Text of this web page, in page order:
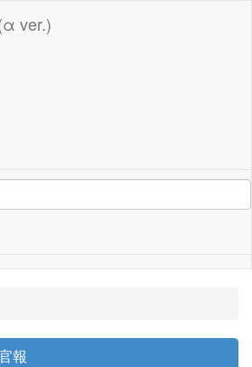
ver.)
報